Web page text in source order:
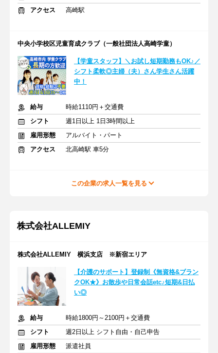
アクセス
高崎駅
中央小学校区児童育成クラブ（一般社団法人高崎学童）
【学童スタッフ】＼お試し短期勤務もOK♪／
シフト柔軟◎主婦（夫）さん学生さん活躍
中！
給与
時給1110円＋交通費
シフト
週1日以上 1日3時間以上
雇用形態
アルバイト・パート
アクセス
北高崎駅 車5分
この企業の求人一覧を見る
株式会社ALLEMIY
株式会社ALLEMIY 横浜支店 ※新宿エリア
【介護のサポート】登録制《無資格&ブラン
クOK★》お散歩や日常会話etc♪短期&日払
い◎
給与
時給1800円～2100円＋交通費
シフト
週2日以上 シフト自由・自己申告
雇用形態
派遣社員